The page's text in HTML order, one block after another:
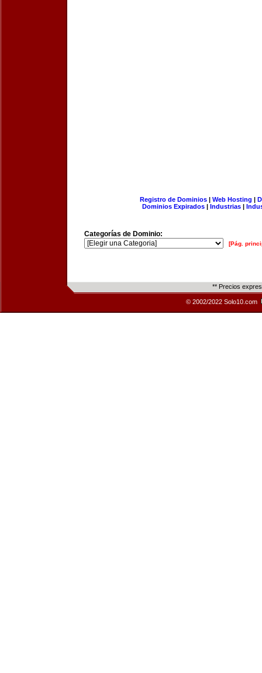
Registro de Dominios| Web Hosting |
Dominios Expirados | Industrias |
Categorías de Dominio:
[Pág.
** Precios
© 2002/2022 Solo10.com